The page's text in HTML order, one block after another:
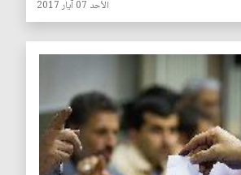
الأحد 07 آيار 2017